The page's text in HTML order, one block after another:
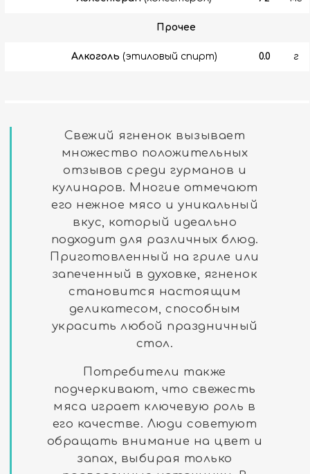
Прочее
Алкоголь (этиловый спирт) 0.0 г
Свежий ягненок вызывает
множество положительных
отзывов среди гурманов и
кулинаров. Многие отмечают
его нежное мясо и уникальный
вкус, который идеально
подходит для различных блюд.
Приготовленный на гриле или
запеченный в духовке, ягненок
становится настоящим
деликатесом, способным
украсить любой праздничный
стол.
Потребители также
подчеркивают, что свежесть
мяса играет ключевую роль в
его качестве. Люди советуют
обращать внимание на цвет и
запах, выбирая только